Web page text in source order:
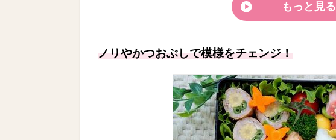
もっと見る
ノリやかつおぶしで模様をチェンジ！